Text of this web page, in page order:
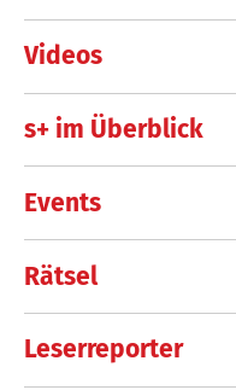
Videos
s+ im Überblick
Events
Rätsel
Leserreporter